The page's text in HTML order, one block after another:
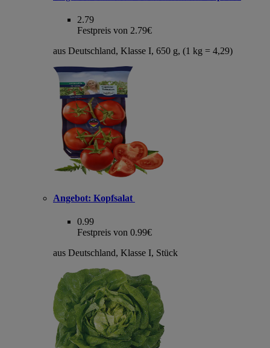
2.79
Festpreis von 2.79€
aus Deutschland, Klasse I, 650 g, (1 kg = 4,29)
Angebot: Kopfsalat
0.99
Festpreis von 0.99€
aus Deutschland, Klasse I, Stück